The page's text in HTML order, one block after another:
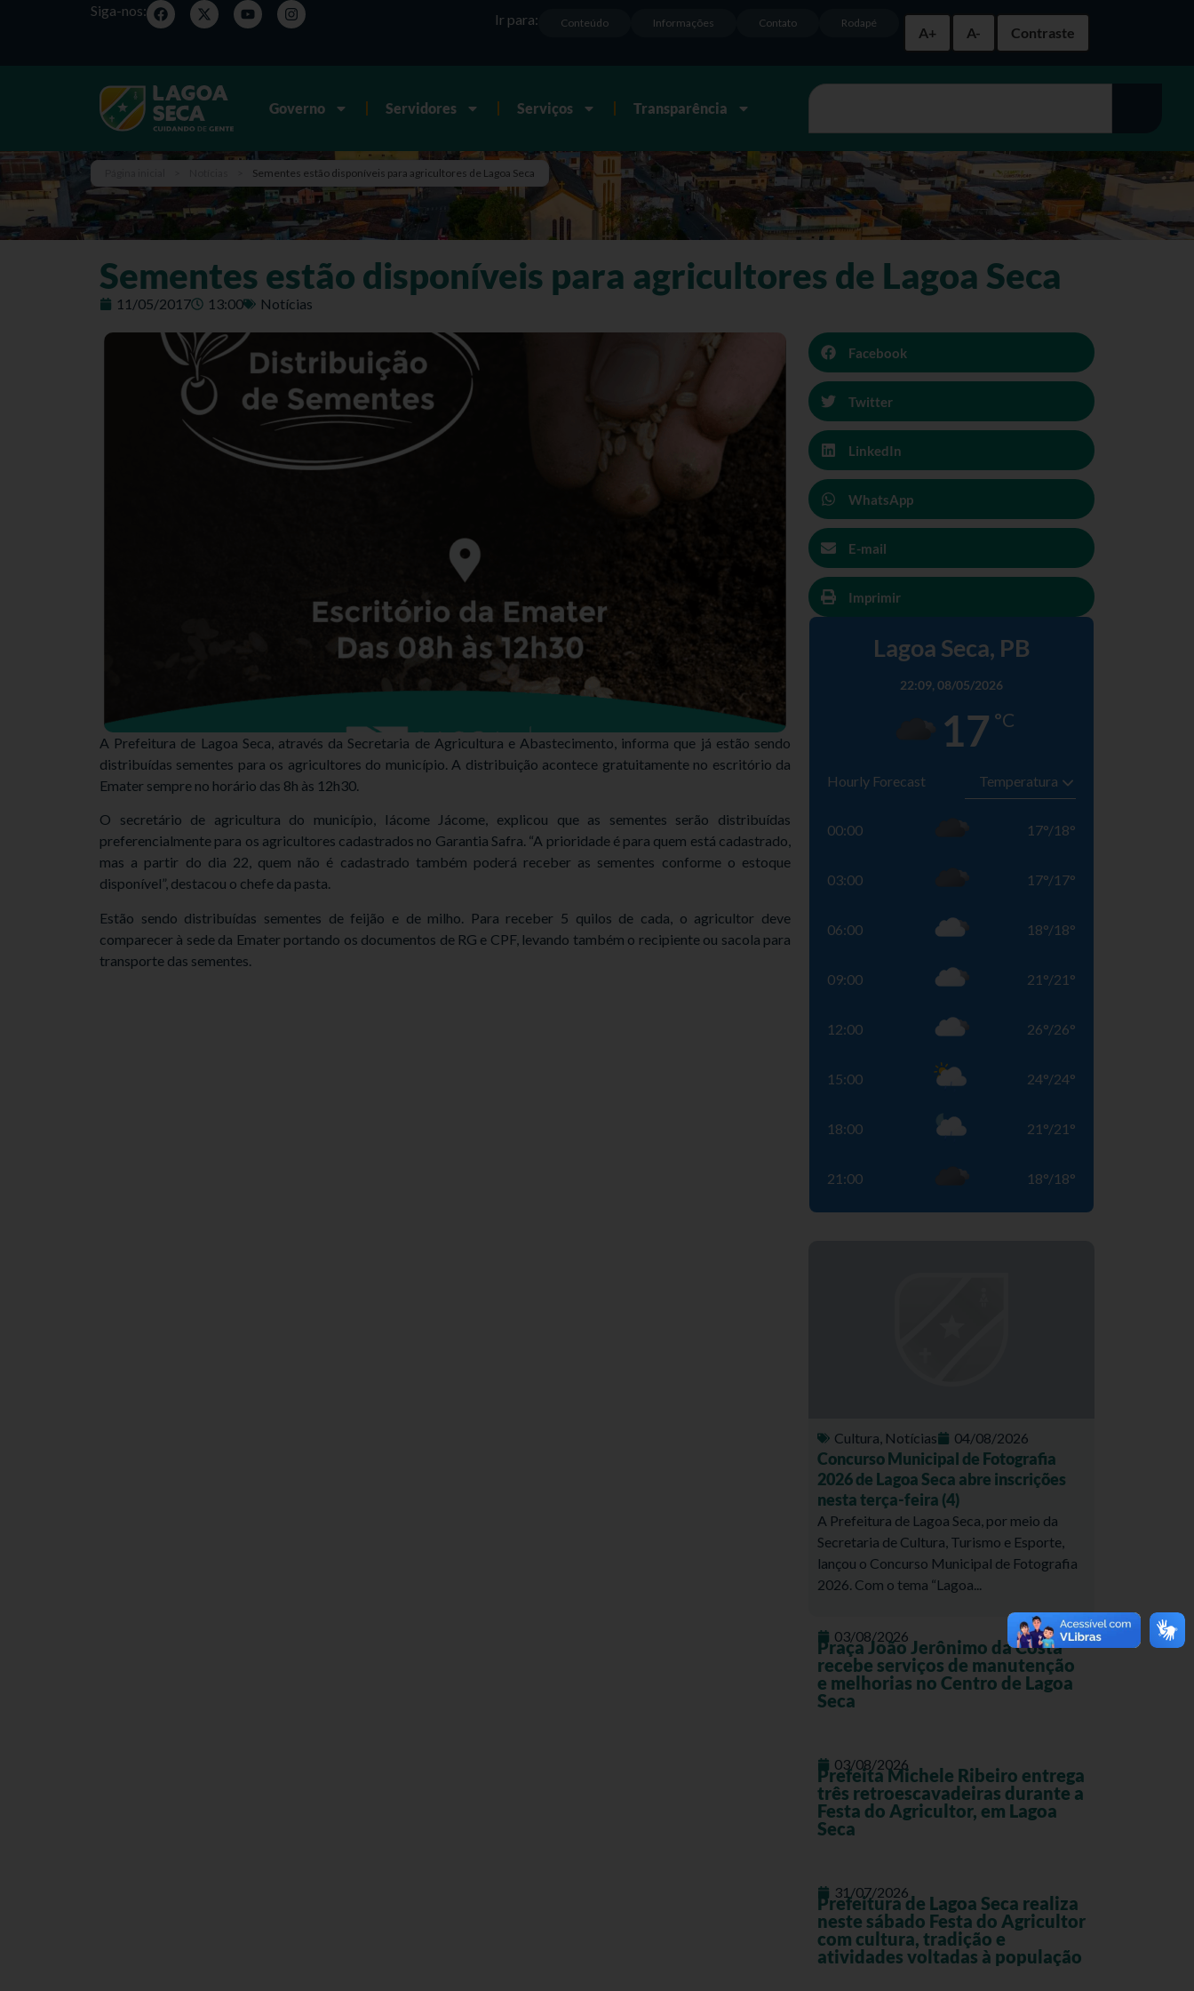
Siga-nos:
A+
A- Contraste
Rodapé
Contato
Informações
Conteúdo
Ir para:
Governo Servidores Serviços Transparência
Sementes estão disponíveis para agricultores de Lagoa Seca
Sementes estão disponíveis para agricultores de Lagoa Seca
11/05/2017 13:00 Notícias
A Prefeitura de Lagoa Seca, através da Secretaria de Agricultura e Abastecimento, informa que já estão sendo
distribuídas sementes para os agricultores do município. A distribuição acontece gratuitamente no escritório da
Emater sempre no horário das 8h às 12h30.
O secretário de agricultura do município, Iácome Jácome, explicou que as sementes serão distribuídas
preferencialmente para os agricultores cadastrados no Garantia Safra. “A prioridade é para quem está cadastrado,
mas a partir do dia 22, quem não é cadastrado também poderá receber as sementes conforme o estoque
disponível”, destacou o chefe da pasta.
Estão sendo distribuídas sementes de feijão e de milho. Para receber 5 quilos de cada, o agricultor deve
comparecer à sede da Emater portando os documentos de RG e CPF, levando também o recipiente ou sacola para
transporte das sementes.
Facebook
Twitter
LinkedIn
WhatsApp
E-mail
Imprimir
Lagoa Seca, PB
22:09, 08/05/2026
17 °C
Hourly Forecast
00:00 17°/18°
03:00 17°/17°
06:00 18°/18°
09:00 21 °/21 °
12:00 26°/26°
15:00 24°/24°
18:00 21 °/21 °
21:00 18°/18°
Cultura, Notícias 04/08/2026
Concurso Municipal de Fotografia
2026 de Lagoa Seca abre inscrições
nesta terça-feira (4)
A Prefeitura de Lagoa Seca, por meio da
Secretaria de Cultura, Turismo e Esporte,
lançou o Concurso Municipal de Fotografia
2026. Com o tema “Lagoa...
03/08/2026
Praça João Jerônimo da Costa
recebe serviços de manutenção
e melhorias no Centro de Lagoa
Seca
03/08/2026
Prefeita Michele Ribeiro entrega
três retroescavadeiras durante a
Festa do Agricultor, em Lagoa
Seca
31/07/2026
Prefeitura de Lagoa Seca realiza
neste sábado Festa do Agricultor
com cultura, tradição e
atividades voltadas à população